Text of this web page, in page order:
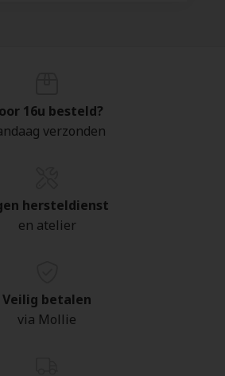
16u besteld?
verzonden
hersteldienst
en atelier
Veilig betalen
via Mollie